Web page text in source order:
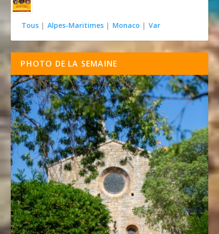
Tous | Alpes-Maritimes | Monaco | Var
PHOTO DE LA SEMAINE